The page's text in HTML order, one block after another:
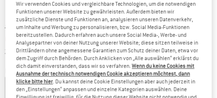
Ursprünglicher Preis :
99,95€
Preis:
64,97€ inkl. MwSt.
zzgl. VersandkostenInformationen zu den Versandkosten. Öffnet sich in
Farbe:Almond
Wir verwenden Cookies und vergleichbare Technologien, um die notwendigen
Funktionen unserer Website zu gewährleisten. Außerdem bieten wir
zusätzliche Dienste und Funktionen an, analysieren unseren Datenverkehr,
um Inhalte und Werbung zu personalisieren, bzw. Social Media-Funktionen
bereitzustellen. Dadurch erfahren auch unsere Social Media-, Werbe- und
Analysepartner von deiner Nutzung unserer Website; diese sitzen teilweise in
Drittländern ohne angemessene Garantien zum Schutz deiner Daten, etwa vor
dem Zugriff durch Behörden. Durch Anklicken von „Alle auswählen“ erklärst du
dich damit einverstanden, dass wir so verfahren.Wenn du keine Cookies mit
Ausnahme der technisch notwendigen Cookie akzeptieren möchtest, dann
klicke bitte hier. Du kannst deine Cookie Einstellungen aber auch jederzeit in
den „Einstellungen“ anpassen und einzelne Kategorien auswählen. Deine